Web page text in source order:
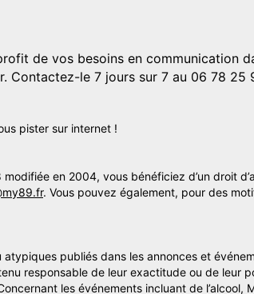
de vos besoins en communication
Contactez-le 7 jours sur 7 au 06 78 25
pister sur internet !
en 2004, vous bénéficiez d’un droit
. Vous pouvez également, pour des
publiés dans les annonces et
responsable de leur exactitude ou de leur
les événements incluant de l’alcool,